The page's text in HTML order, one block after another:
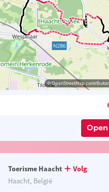
© OpenStreetMap
Toerisme Haacht
Volg
Haacht, België